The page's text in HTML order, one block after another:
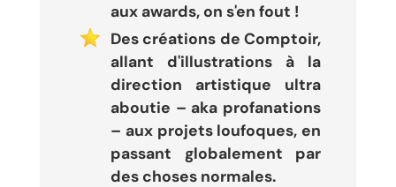
aux awards, on s'en fout !
Des créations de Comptoir,
allant d'illustrations à la
direction artistique ultra
aboutie – aka profanations
– aux projets loufoques, en
passant globalement par
des choses normales.